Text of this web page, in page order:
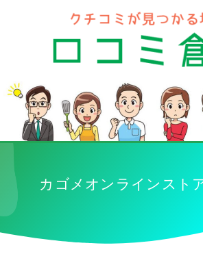
カゴメオンラインスト